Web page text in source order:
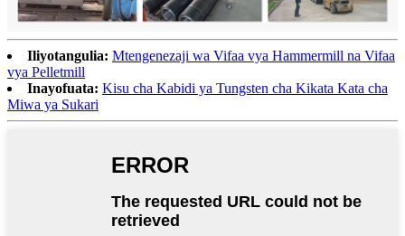
Iliyotangulia: Mtengenezaji wa Vifaa vya Hammermill na Vifaa
vya Pelletmill
Inayofuata: Kisu cha Kabidi ya Tungsten cha Kikata Kata cha
Miwa ya Sukari